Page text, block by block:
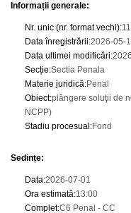
Informații generale:
Nr. unic (nr. format vechi):
Data înregistrării:2026-05-
Data ultimei modificări:
Secție:Sectia Penala
Materie juridică:Penal
Obiect:plângere soluţii de
NCPP)
Stadiu procesual :Fond
Sedințe:
Data:2026-07-01
Ora estimată:13:00
Complet:C6 Penal - CC